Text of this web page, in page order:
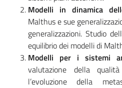
Modelli in dinamica
Malthus e sue
generalizzazioni. Studio
equilibrio dei modelli di
Modelli per i sistemi
valutazione della
l’evoluzione della